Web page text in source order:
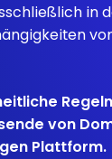
in
von
Plattform.